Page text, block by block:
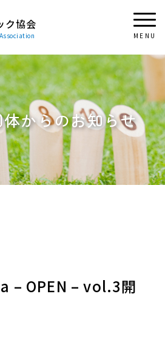
ク協会
からのお知らせ
– OPEN – vol.3開